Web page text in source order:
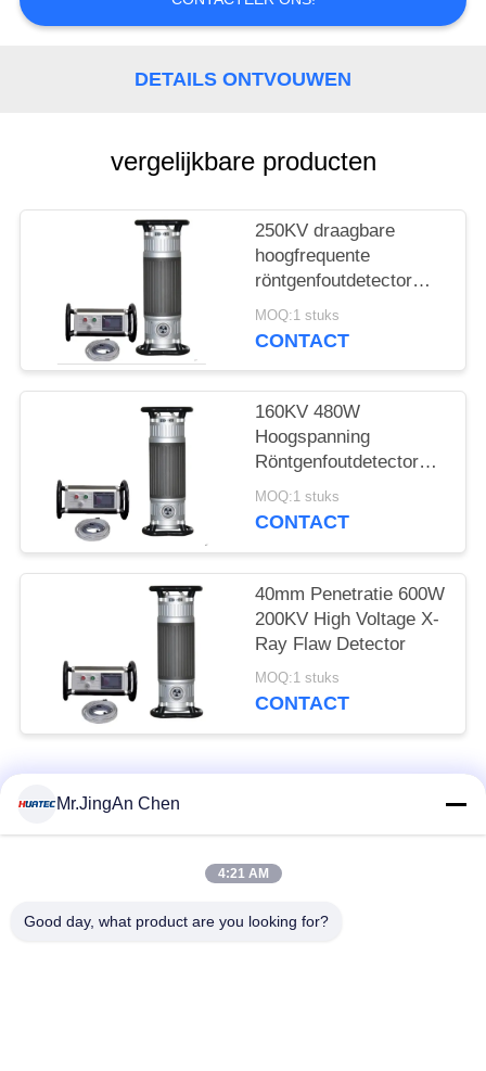
DETAILS ONTVOUWEN
vergelijkbare producten
250KV draagbare
hoogfrequente
röntgenfoutdetector
met 50mm penetratie
MOQ:1 stuks
CONTACT
160KV 480W
Hoogspanning
Röntgenfoutdetector
met 22mm Penetratie
MOQ:1 stuks
CONTACT
40mm Penetratie 600W
200KV High Voltage X-
Ray Flaw Detector
MOQ:1 stuks
CONTACT
populaire categorieën
Ultrasoon diktemeter
Mr.JingAn Chen
4:21 AM
Good day, what product are you looking for?